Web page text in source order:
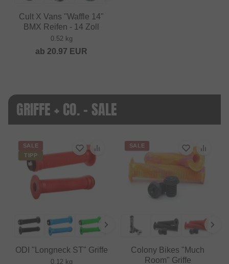
Cult X Vans "Waffle 14"
BMX Reifen - 14 Zoll
0.52 kg
ab 20.97 EUR
GRIFFE + CO. - SALE
SALE
TIPP
ODI "Longneck ST" Griffe
0.12 kg
SALE
Colony Bikes "Much
Room" Griffe